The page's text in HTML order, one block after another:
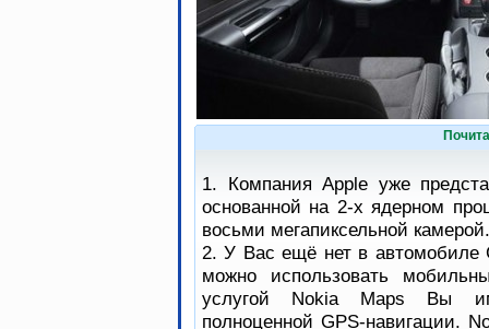
1. Компания Apple уже
основанной на 2-х ядерном
восьми мегапиксельной камерой.
2. У Вас ещё нет в автомобиле
можно использовать
услугой Nokia Maps Вы
полноценной GPS-навигации.